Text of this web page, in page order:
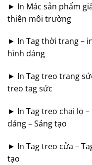
► In Mác sản phẩm
thiên môi trường
► In Tag thời trang –
hình dáng
► In Tag treo trang
treo tag sức
► In Tag treo chai lọ
dáng – Sáng tạo
► In Tag treo cửa –
tạo